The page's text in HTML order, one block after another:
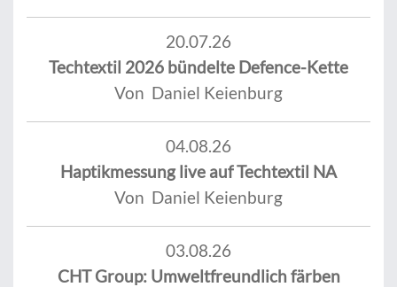
20.07.26
Techtextil 2026 bündelte Defence-Kette
Von Daniel Keienburg
04.08.26
Haptikmessung live auf Techtextil NA
Von Daniel Keienburg
03.08.26
CHT Group: Umweltfreundlich färben